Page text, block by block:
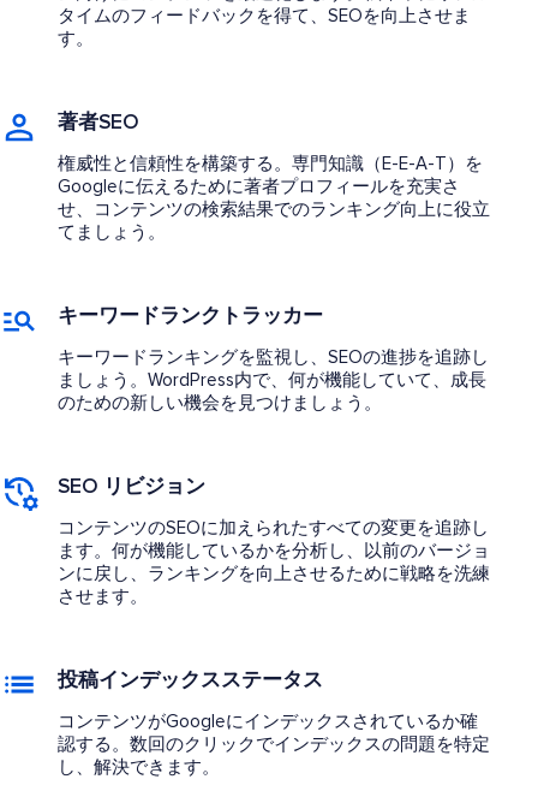
タイムのフィードバックを得て、SEOを向上させま
す。
著者SEO
権威性と信頼性を構築する。専門知識（E-E-A-T）を
Googleに伝えるために著者プロフィールを充実さ
せ、コンテンツの検索結果でのランキング向上に役立
てましょう。
キーワードランクトラッカー
キーワードランキングを監視し、SEOの進捗を追跡し
ましょう。WordPress内で、何が機能していて、成長
のための新しい機会を見つけましょう。
SEO リビジョン
コンテンツのSEOに加えられたすべての変更を追跡し
ます。何が機能しているかを分析し、以前のバージョ
ンに戻し、ランキングを向上させるために戦略を洗練
させます。
投稿インデックスステータス
コンテンツがGoogleにインデックスされているか確
認する。数回のクリックでインデックスの問題を特定
し、解決できます。